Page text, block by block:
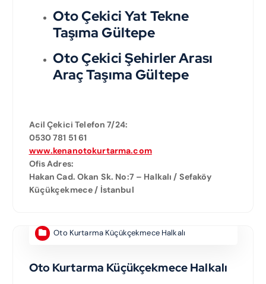
Oto Çekici Yat Tekne
Taşıma Gültepe
Oto Çekici Şehirler Arası
Araç Taşıma Gültepe
Acil Çekici Telefon 7/24:
0530 781 51 61
www.kenanotokurtarma.com
Ofis Adres:
Hakan Cad. Okan Sk. No:7 – Halkalı / Sefaköy
Küçükçekmece / İstanbul
Oto Kurtarma Küçükçekmece Halkalı
Oto Kurtarma Küçükçekmece Halkalı